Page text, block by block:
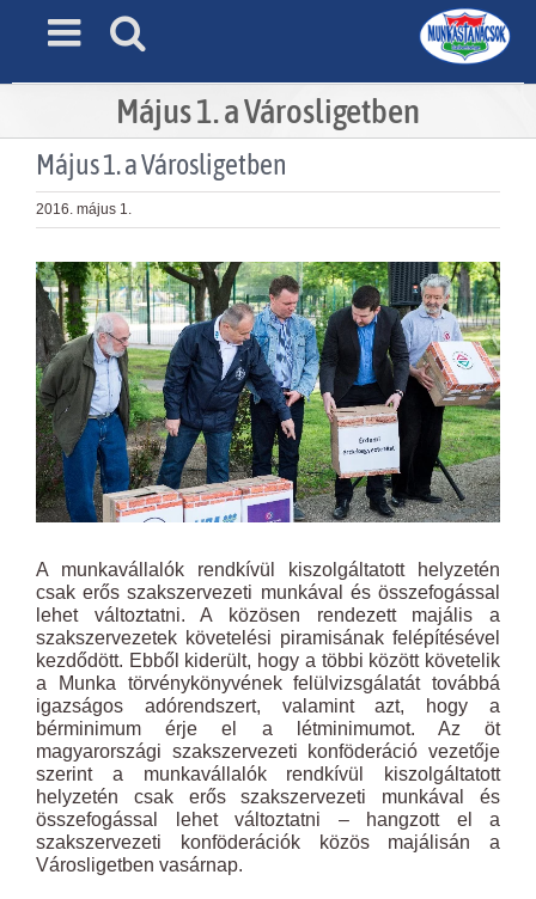
Május 1. a Városligetben
Május 1. a Városligetben
2016. május 1.
View
Larger
Image
A munkavállalók rendkívül kiszolgáltatott helyzetén
csak erős szakszervezeti munkával és összefogással
lehet változtatni. A közösen rendezett majális a
szakszervezetek követelési piramisának felépítésével
kezdődött. Ebből kiderült, hogy a többi között követelik
a Munka törvénykönyvének felülvizsgálatát továbbá
igazságos adórendszert, valamint azt, hogy a
bérminimum érje el a létminimumot. Az öt
magyarországi szakszervezeti konföderáció vezetője
szerint a munkavállalók rendkívül kiszolgáltatott
helyzetén csak erős szakszervezeti munkával és
összefogással lehet változtatni – hangzott el a
szakszervezeti konföderációk közös majálisán a
Városligetben vasárnap.